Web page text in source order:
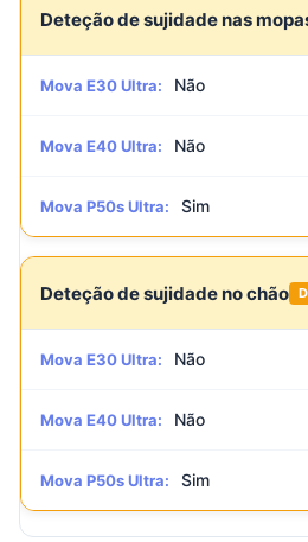
Deteção de sujidade nas
Mova E30 Ultra: Não
Mova E40 Ultra: Não
Mova P50s Ultra: Sim
Deteção de sujidade no chão
Mova E30 Ultra: Não
Mova E40 Ultra: Não
Mova P50s Ultra: Sim